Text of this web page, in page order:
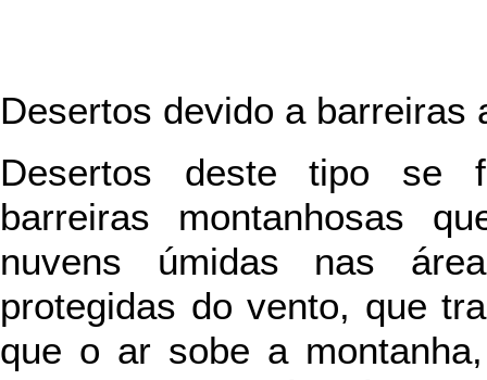
Desertos devido a barreiras
Desertos deste tipo se
barreiras montanhosas
nuvens úmidas nas
protegidas do vento, que
que o ar sobe a